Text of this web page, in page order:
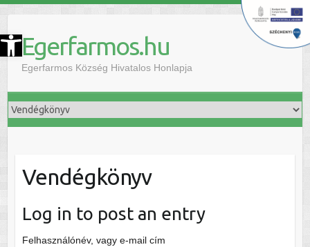
Eszköztár megnyitása Egerfarmos.hu
Egerfarmos Község Hivatalos Honlapja
Vendégkönyv
Log in to post an entry
Felhasználónév, vagy e-mail cím